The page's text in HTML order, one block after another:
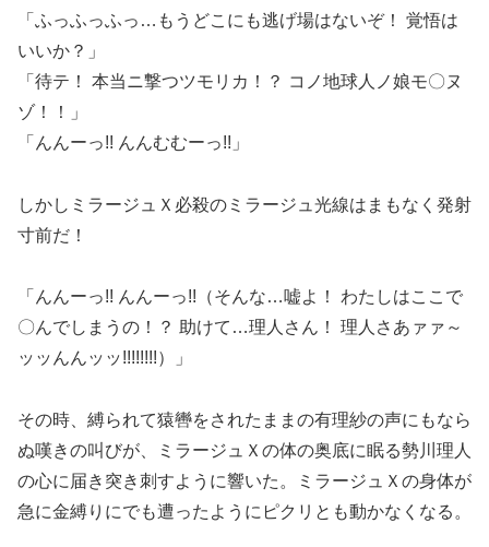
「ふっふっふっ…もうどこにも逃げ場はないぞ！ 覚悟は
いいか？」
「待テ！ 本当ニ撃つツモリカ！？ コノ地球人ノ娘モ〇ヌ
ゾ！！」
「んんーっ!! んんむむーっ!!」
しかしミラージュＸ必殺のミラージュ光線はまもなく発射
寸前だ！
「んんーっ!! んんーっ!!（そんな…嘘よ！ わたしはここで
〇んでしまうの！？ 助けて…理人さん！ 理人さあァァ～
ッッんんッッ!!!!!!!!）」
その時、縛られて猿轡をされたままの有理紗の声にもなら
ぬ嘆きの叫びが、ミラージュＸの体の奥底に眠る勢川理人
の心に届き突き刺すように響いた。ミラージュＸの身体が
急に金縛りにでも遭ったようにピクリとも動かなくなる。